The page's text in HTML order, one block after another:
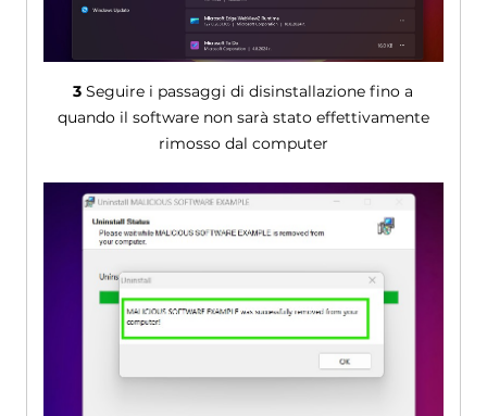
3 Seguire i passaggi di disinstallazione fino a
quando il software non sarà stato effettivamente
rimosso dal computer